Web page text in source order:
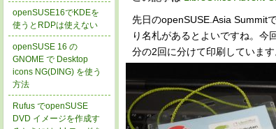
先日のopenSUSE.Asia Summit
り名札があるとよいですね。今
分の2回に分けて印刷していま
openSUSE16でKDEを
使うとRDPは使えない
openSUSE 16 の
GNOME で Desktop
icons NG(DING) を使う
方法
Rufus でopenSUSE
DVD イメージを作成す